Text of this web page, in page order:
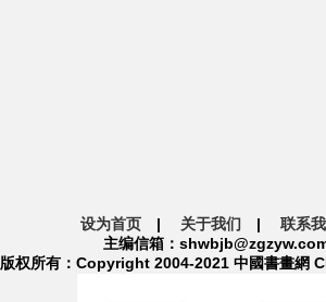
设为首页 | 关于我们 | 联系
主编信箱：
版权所有：Copyright 2004-2021 中國書畫網